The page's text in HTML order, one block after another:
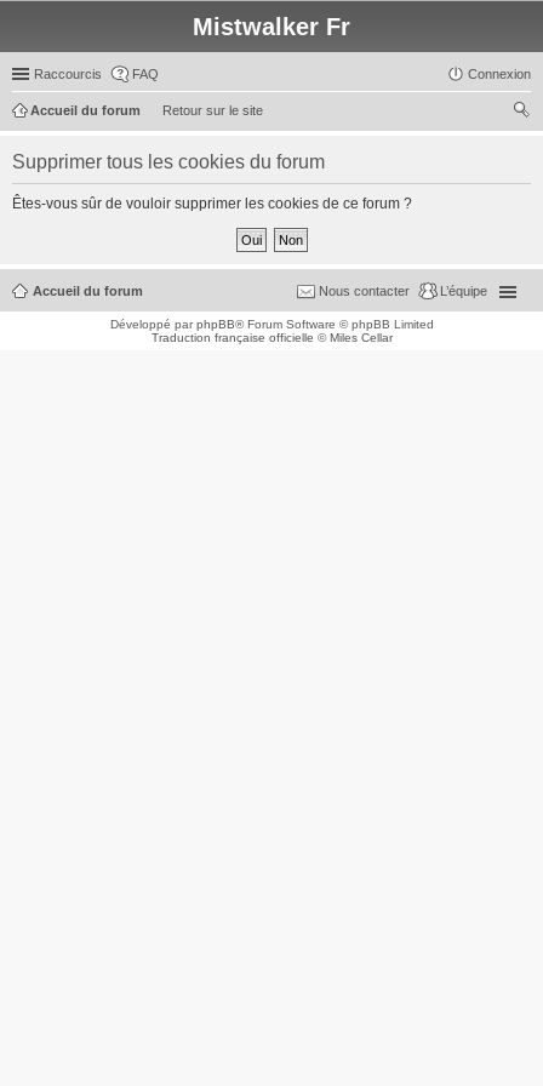
Mistwalker Fr
Raccourcis FAQ Connexion
Retour sur le site
Accueil du forum
Supprimer tous les cookies du forum
Êtes-vous sûr de vouloir supprimer les cookies de ce forum ?
Accueil du forum L’équipe
Nous contacter
Développé parphpBB® Forum Software © phpBB Limited
Traduction française officielle ©Miles Cellar